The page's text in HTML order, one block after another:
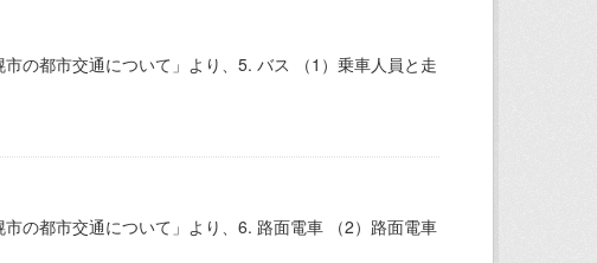
の都市交通について」より、5. バス （1）乗車人員と走
の都市交通について」より、6. 路面電車 （2）路面電車